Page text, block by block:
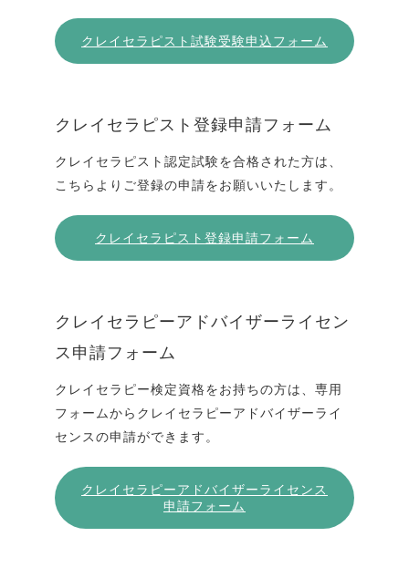
クレイセラピスト試験受験申込フォーム
クレイセラピスト登録申請フォーム
クレイセラピスト認定試験を合格された方は、
こちらよりご登録の申請をお願いいたします。
クレイセラピスト登録申請フォーム
クレイセラピーアドバイザーライセン
ス申請フォーム
クレイセラピー検定資格をお持ちの方は、専用
フォームからクレイセラピーアドバイザーライ
センスの申請ができます。
クレイセラピーアドバイザーライセンス
申請フォーム